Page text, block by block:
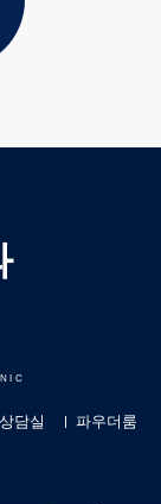
상담실 파우더룸